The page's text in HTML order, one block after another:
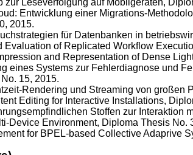
zur Leseverfolgung auf Mobilgeräten,
Entwicklung einer Migrations-
2015.
für Datenbanken in
Evaluation of Replicated Workflow
and Representation of Dense
eines Systems zur Fehlerdiagnose und
15, 2015.
Rendering und Streaming von großen
Editing for Interactive Installations,
Stoffen zur Interaktion
Device Environment, Diploma Thesis No.
for BPEL-based Collective Adaprive